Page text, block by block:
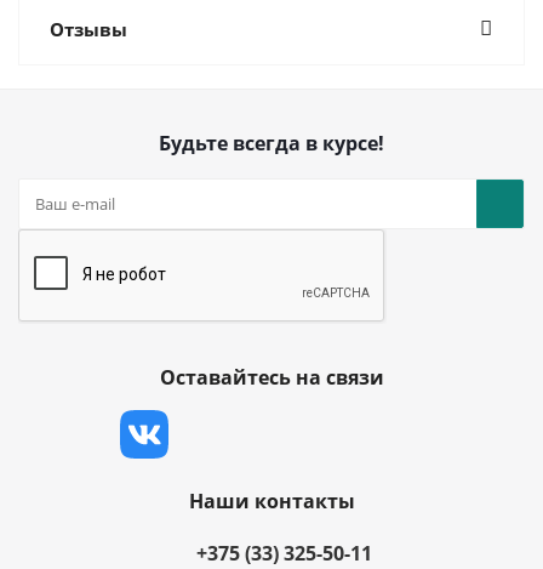
Отзывы
Будьте всегда в курсе!
Оставайтесь на связи
Наши контакты
+375 (33) 325-50-11